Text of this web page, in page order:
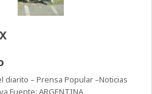
diarito – Prensa Popular –Noticias
Fuente: ARGENTINA